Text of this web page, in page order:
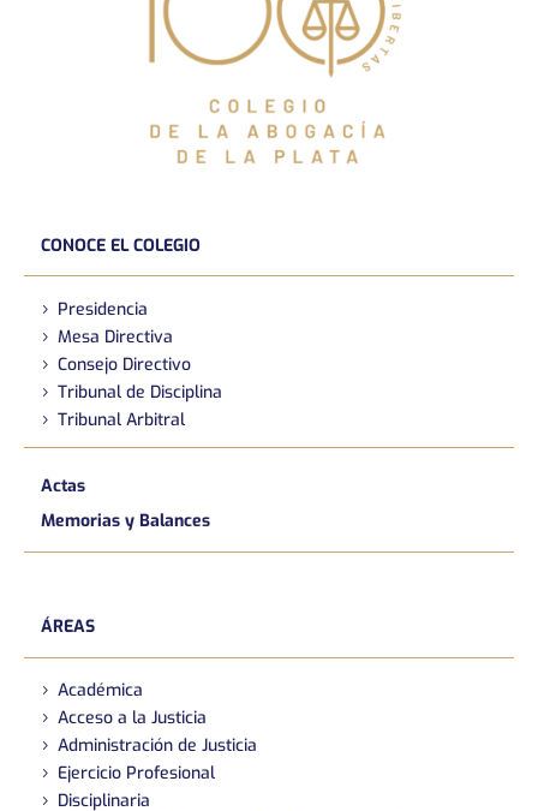
CONOCE EL COLEGIO
Presidencia
Mesa Directiva
Consejo Directivo
Tribunal de Disciplina
Tribunal Arbitral
Actas
Memorias y Balances
ÁREAS
Académica
Acceso a la Justicia
Administración de Justicia
Ejercicio Profesional
Disciplinaria